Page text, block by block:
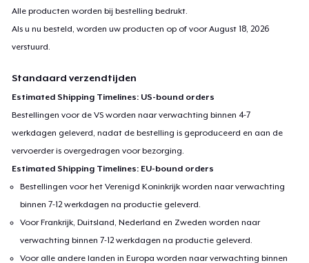
Alle producten worden bij bestelling bedrukt.
Als u nu besteld, worden uw producten op of voorAugust 18, 2026
verstuurd.
Standaard verzendtijden
Estimated Shipping Timelines: US-bound orders
Bestellingen voor de VS worden naar verwachting binnen 4-7
werkdagen geleverd, nadat de bestelling is geproduceerd en aan de
vervoerder is overgedragen voor bezorging.
Estimated Shipping Timelines: EU-bound orders
Bestellingen voor het Verenigd Koninkrijk worden naar verwachting
binnen 7-12 werkdagen na productie geleverd.
Voor Frankrijk, Duitsland, Nederland en Zweden worden naar
verwachting binnen 7-12 werkdagen na productie geleverd.
Voor alle andere landen in Europa worden naar verwachting binnen